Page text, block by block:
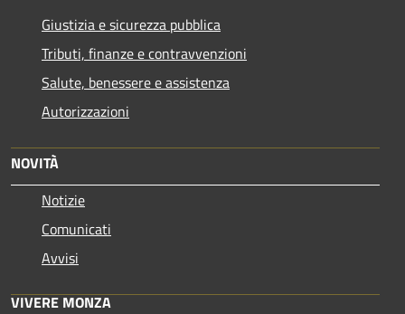
Giustizia e sicurezza pubblica
Tributi, finanze e contravvenzioni
Salute, benessere e assistenza
Autorizzazioni
NOVITÀ
Notizie
Comunicati
Avvisi
VIVERE MONZA